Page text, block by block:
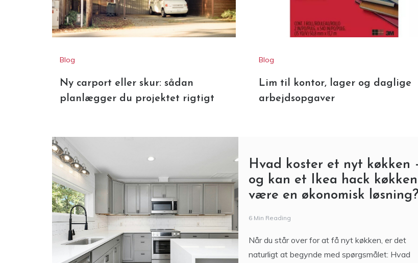
planlægger du projektet rigtigt
arbejdsopgaver
og kan et Ikea hack køkken
være en økonomisk løsning?
naturligt at begynde med spørgsmålet: Hvad
koster det egentlig? Svaret afhænger af meget